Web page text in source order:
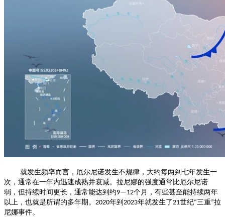
就发生频率而言，厄尔尼诺发生不规律，大约每两到七年发生一
次，通常在一年内迅速成熟并衰减。拉尼娜的强度通常比厄尔尼诺
弱，但持续时间更长，通常能达到约9—12个月，有些甚至能持续两年
以上，也就是所谓的多年期。 2020年到 2023年就发生了21世纪“三重”拉
尼娜事件。